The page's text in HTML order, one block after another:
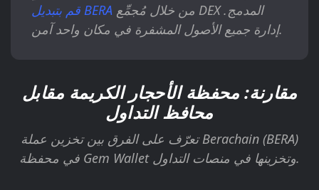
قم بتبديل BERAمن خلال مُجمِّع DEX المدمج.
إدارة جميع الأصول المشفرة في مكان واحد آمن.
مقارنة: محفظة الأحجار الكريمة مقابل
محافظ التداول
تعرّف على الفرق بين تخزين عملة Berachain (BERA)
في محفظة Gem Wallet وتخزينها في منصات التداول.